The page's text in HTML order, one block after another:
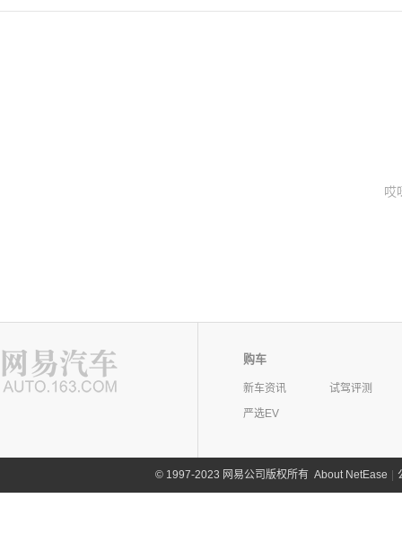
哎
购车
新车资讯
试驾评测
严选EV
©1997-2023 网易公司版权所有 About NetEase